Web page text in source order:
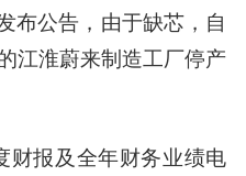
布公告，由于缺芯，自
江淮蔚来制造工厂停产
财报及全年财务业绩电